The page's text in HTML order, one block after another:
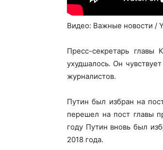
Видео: Важные новости /
Пресс-секретарь
ухудшалось. Он
журналистов.
Путин был избран на
перешел на пост главы
году Путин вновь был
2018 года.